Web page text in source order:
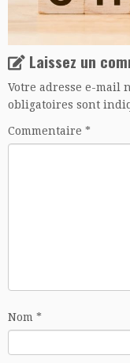
Laissez un
Votre adresse e-mail
obligatoires sont
Commentaire *
Nom *